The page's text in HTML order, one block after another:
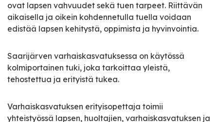
ovat lapsen vahvuudet sekä tuen tarpeet. Riittävän
aikaisella ja oikein kohdennetulla tuella voidaan
edistää lapsen kehitystä, oppimista ja hyvinvointia.
Saarijärven varhaiskasvatuksessa on käytössä
kolmiportainen tuki, joka tarkoittaa yleistä,
tehostettua ja erityistä tukea.
Varhaiskasvatuksen erityisopettaja toimii
yhteistyössä lapsen, huoltajien, varhaiskasvatuksen ja